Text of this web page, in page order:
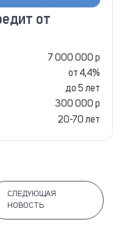
от
7 000 000 р
от 4,4%
до 5 лет
300 000 р
20-70 лет
СЛЕДУЮЩАЯ
НОВОСТЬ